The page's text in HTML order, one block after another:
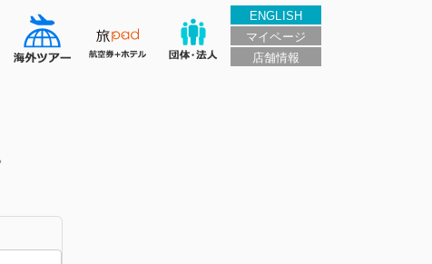
ENGLISH
マイページ
店舗情報